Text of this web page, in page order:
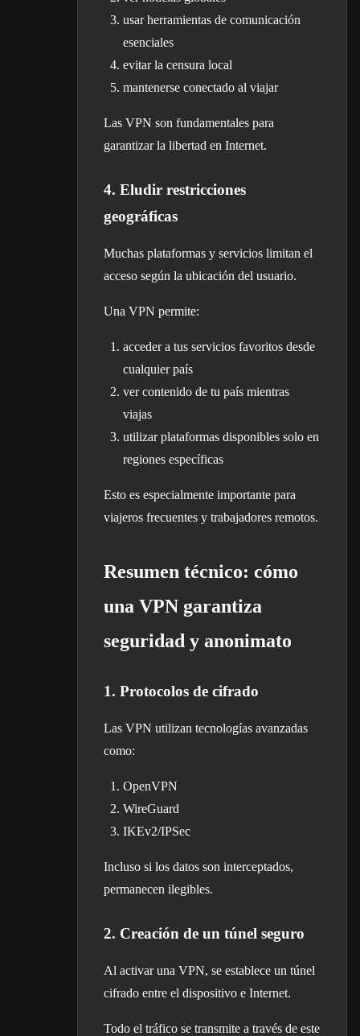
usar herramientas de comunicación
esenciales
evitar la censura local
mantenerse conectado al viajar
Las VPN son fundamentales para
garantizar la libertad en Internet.
4. Eludir restricciones
geográficas
Muchas plataformas y servicios limitan el
acceso según la ubicación del usuario.
Una VPN permite:
acceder a tus servicios favoritos desde
cualquier país
ver contenido de tu país mientras
viajas
utilizar plataformas disponibles solo en
regiones específicas
Esto es especialmente importante para
viajeros frecuentes y trabajadores remotos.
Resumen técnico: cómo
una VPN garantiza
seguridad y anonimato
1. Protocolos de cifrado
Las VPN utilizan tecnologías avanzadas
como:
OpenVPN
WireGuard
IKEv2/IPSec
Incluso si los datos son interceptados,
permanecen ilegibles.
2. Creación de un túnel seguro
Al activar una VPN, se establece un túnel
cifrado entre el dispositivo e Internet.
Todo el tráfico se transmite a través de este